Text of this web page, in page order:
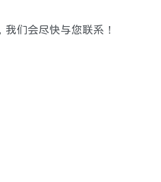
，我们会尽快与您联系！